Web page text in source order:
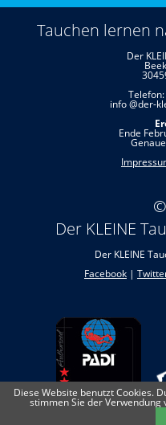
Tauchen lernen
Der
info @der-
Ende
Der KLEINE
Der KLEINE
Facebook|
Diese Website benutzt Cookies.
stimmen Sie der Verwendung